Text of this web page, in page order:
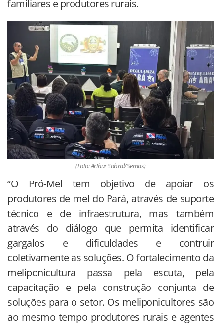
familiares e produtores rurais.
(Foto: Arthur Sobral/Semas)
“O Pró-Mel tem objetivo de apoiar os
produtores de mel do Pará, através de suporte
técnico e de infraestrutura, mas também
através do diálogo que permita identificar
gargalos e dificuldades e contruir
coletivamente as soluções. O fortalecimento da
meliponicultura passa pela escuta, pela
capacitação e pela construção conjunta de
soluções para o setor. Os meliponicultores são
ao mesmo tempo produtores rurais e agentes